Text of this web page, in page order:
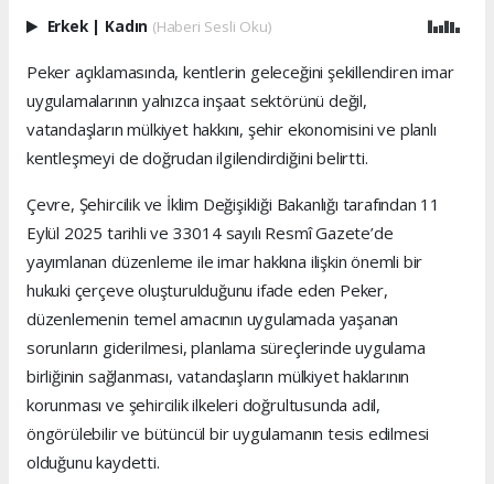
Erkek Kadın (Haberi Sesli Oku)
Peker açıklamasında, kentlerin geleceğini şekillendiren imar
uygulamalarının yalnızca inşaat sektörünü değil,
vatandaşların mülkiyet hakkını, şehir ekonomisini ve planlı
kentleşmeyi de doğrudan ilgilendirdiğini belirtti.
Çevre, Şehircilik ve İklim Değişikliği Bakanlığı tarafından 11
Eylül 2025 tarihli ve 33014 sayılı Resmî Gazete’de
yayımlanan düzenleme ile imar hakkına ilişkin önemli bir
hukuki çerçeve oluşturulduğunu ifade eden Peker,
düzenlemenin temel amacının uygulamada yaşanan
sorunların giderilmesi, planlama süreçlerinde uygulama
birliğinin sağlanması, vatandaşların mülkiyet haklarının
korunması ve şehircilik ilkeleri doğrultusunda adil,
öngörülebilir ve bütüncül bir uygulamanın tesis edilmesi
olduğunu kaydetti.